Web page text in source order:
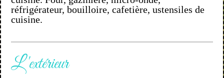
réfrigérateur, bouilloire, cafetière, ustensiles de
cuisine.
L'extérieur